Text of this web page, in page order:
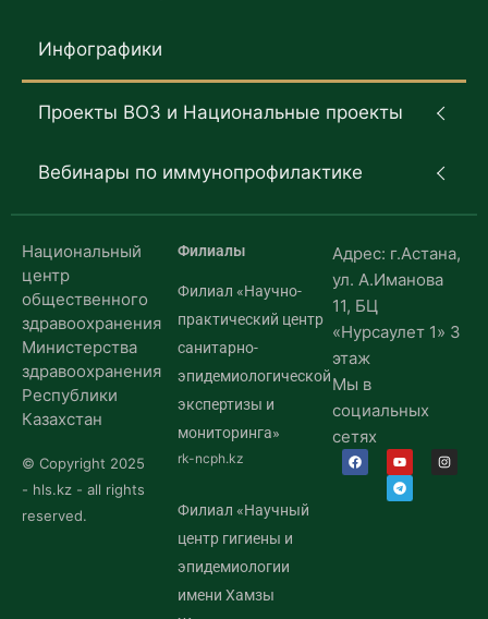
Инфографики
Проекты ВОЗ и Национальные проекты
Вебинары по иммунопрофилактике
Национальный
центр
общественного
здравоохранения
Министерства
здравоохранения
Республики
Казахстан
© Copyright 2025
- hls.kz - all rights
reserved.
Филиалы
Филиал «Научно-
практический центр
санитарно-
эпидемиологической
экспертизы и
мониторинга»
rk-ncph.kz
Филиал «Научный
центр гигиены и
эпидемиологии
имени Хамзы
Адрес: г.Астана,
ул. А.Иманова
11, БЦ
«Нурсаулет 1» 3
этаж
Мы в
социальных
сетях